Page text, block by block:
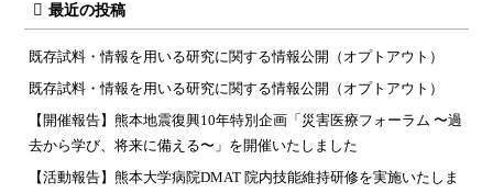
最近の投稿
既存試料・情報を用いる研究に関する情報公開（オプトアウト）
既存試料・情報を用いる研究に関する情報公開（オプトアウト）
【開催報告】熊本地震復興10年特別企画「災害医療フォーラム 〜過
去から学び、将来に備える〜」を開催いたしました
【活動報告】熊本大学病院DMAT 院内技能維持研修を実施いたしま